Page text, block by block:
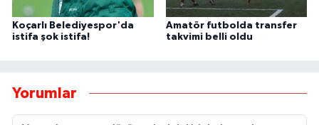
Koçarlı Belediyespor'da
istifa şok istifa!
Amatör futbolda transfer
takvimi belli oldu
Yorumlar